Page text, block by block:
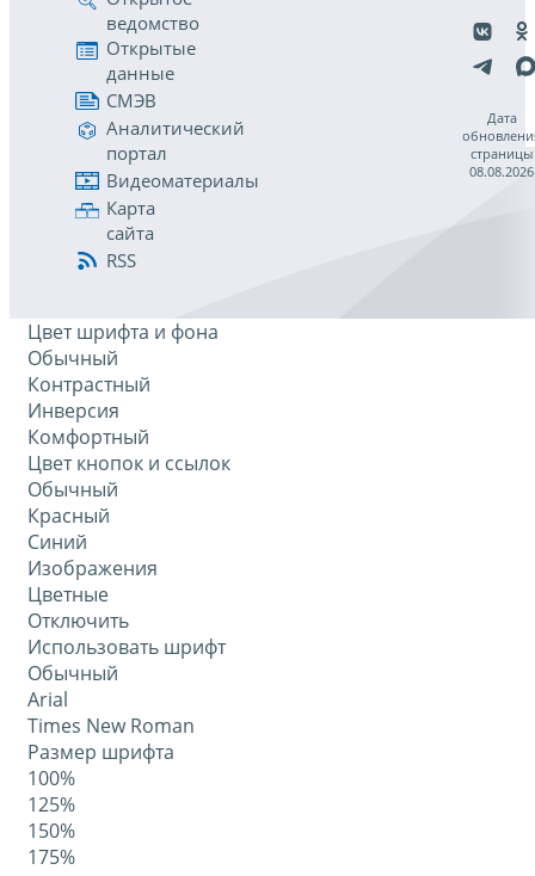
ведомство
Открытые
данные
СМЭВ
Аналитический
портал
Видеоматериалы
Карта
сайта
RSS
Дата
страницы
08.08.2026
Цвет шрифта и фона
Обычный
Контрастный
Инверсия
Комфортный
Цвет кнопок и ссылок
Обычный
Красный
Синий
Изображения
Цветные
Отключить
Использовать шрифт
Обычный
Arial
Times New Roman
Размер шрифта
100%
125%
150%
175%